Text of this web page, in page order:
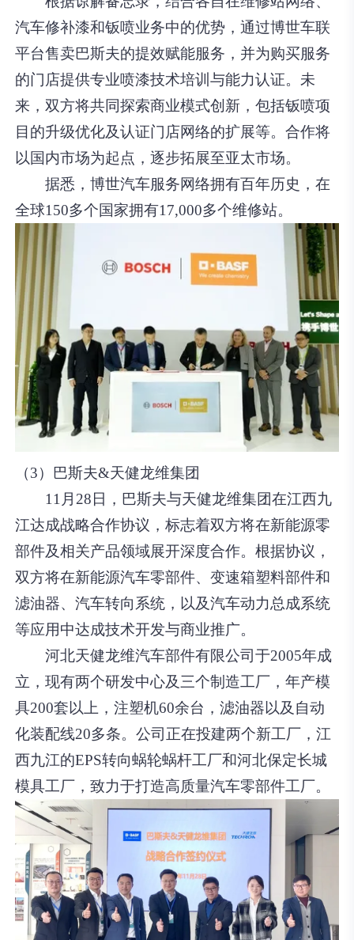
汽车修补漆和钣喷业务中的优势，通过博世车联
平台售卖巴斯夫的提效赋能服务，并为购买服务
的门店提供专业喷漆技术培训与能力认证。未
来，双方将共同探索商业模式创新，包括钣喷项
目的升级优化及认证门店网络的扩展等。合作将
以国内市场为起点，逐步拓展至亚太市场。
据悉，博世汽车服务网络拥有百年历史，在
全球150多个国家拥有17,000多个维修站。
（3）巴斯夫&天健龙维集团
11月28日，巴斯夫与天健龙维集团在江西九
江达成战略合作协议，标志着双方将在新能源零
部件及相关产品领域展开深度合作。根据协议，
双方将在新能源汽车零部件、变速箱塑料部件和
滤油器、汽车转向系统，以及汽车动力总成系统
等应用中达成技术开发与商业推广。
河北天健龙维汽车部件有限公司于2005年成
立，现有两个研发中心及三个制造工厂，年产模
具200套以上，注塑机60余台，滤油器以及自动
化装配线20多条。公司正在投建两个新工厂，江
西九江的EPS转向蜗轮蜗杆工厂和河北保定长城
模具工厂，致力于打造高质量汽车零部件工厂。